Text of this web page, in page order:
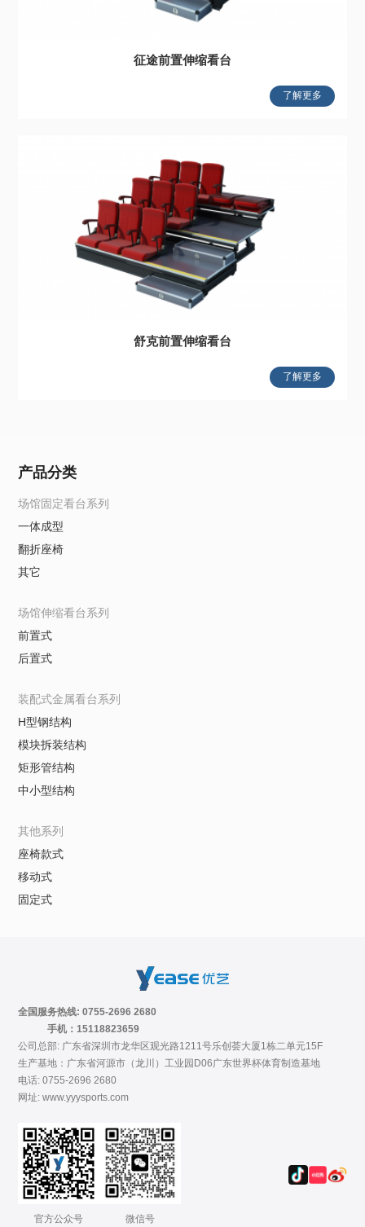
征途前置伸缩看台
了解更多
舒克前置伸缩看台
了解更多
产品分类
场馆固定看台系列
一体成型
翻折座椅
其它
场馆伸缩看台系列
前置式
后置式
装配式金属看台系列
H型钢结构
模块拆装结构
矩形管结构
中小型结构
其他系列
座椅款式
移动式
固定式
全国服务热线: 0755-2696 2680
手机：15118823659
公司总部: 广东省深圳市龙华区观光路1211号乐创荟大厦1栋二单元15F
生产基地：广东省河源市（龙川）工业园D06广东世界杯体育制造基地
电话: 0755-2696 2680
网址: www.yyysports.com
官方公众号 微信号